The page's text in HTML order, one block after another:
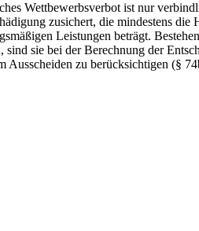
Wettbewerbsverbot ist nur
zusichert, die mindestens die
Leistungen beträgt.
sind sie bei der Berechnung der
Ausscheiden zu berücksichtigen